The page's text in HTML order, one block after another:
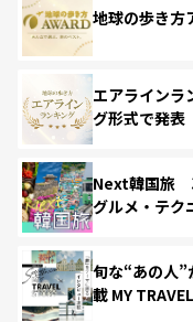
地球の歩き方
エアライン
グ形式で発表
Next韓国旅
グルメ・テク
旬な“あの人”
載 MY